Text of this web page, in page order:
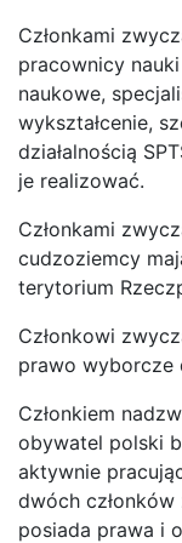
Członkami
pracownicy
naukowe,
wykształcenie,
działalnością
je realizować.
Członkami
cudzoziemcy
terytorium
Członkowi
prawo wyborcze
Członkiem
obywatel polski
aktywnie
dwóch
posiada prawa i